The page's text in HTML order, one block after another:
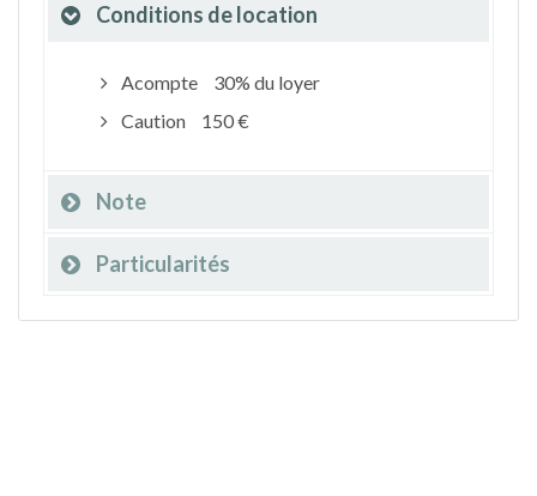
Conditions de location
Acompte
30% du loyer
Caution
150 €
Note
Particularités